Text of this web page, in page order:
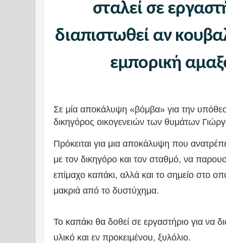
σταλεί σε
διαπιστωθεί αν
εμπορική
Σε μία αποκάλυψη «βόμβα» για την
δικηγόρος οικογενειών των θυμάτων
Πρόκειται για μια αποκάλυψη που
με τον δικηγόρο και τον σταθμό, να
επίμαχο καπάκι, αλλά και το σημείο στο
μακριά από το δυστύχημα.
Το καπάκι θα δοθεί σε εργαστήριο για να
υλικό και εν προκειμένου, ξυλόλιο.